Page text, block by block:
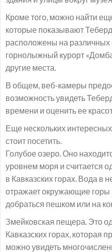
Кроме того, можно найти
которые показывают
расположены на различных
горнолыжный курорт
другие места.
В общем, веб-камеры
возможность увидеть
времени и оценить ее
Еще нескольких
стоит посетить.
Голубое озеро. Оно
уровнем моря и считается
в Кавказских горах. Вода в
отражает окружающие
добраться пешком или на
Змейковская пещера. Это
Кавказских горах, которая
можно увидеть